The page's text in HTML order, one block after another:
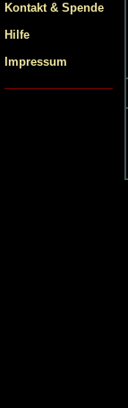
Kontakt & Spende
Hilfe
Impressum